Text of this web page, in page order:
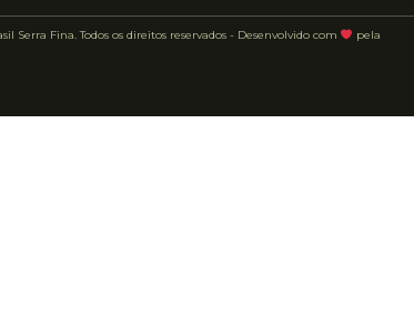
Serra Fina. Todos os direitos reservados - Desenvolvido com pela